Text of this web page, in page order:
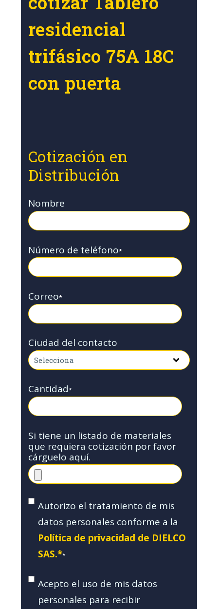
residencial
trifásico 75A 18C
con puerta
Cotización en
Distribución
Nombre
Número de teléfono*
Correo*
Ciudad del contacto
Cantidad*
Si tiene un listado de materiales
que requiera cotización por favor
cárguelo aquí.
Autorizo el tratamiento de mis
datos personales conforme a la
Política de privacidad de DIELCO
SAS.**
Acepto el uso de mis datos
personales para recibir